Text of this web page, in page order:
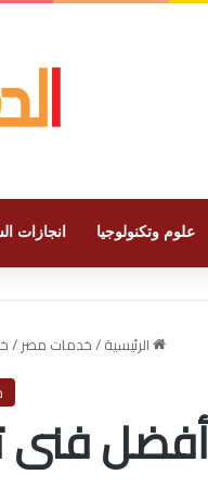
علوم وتكنولوجيا انجازات
الرئيسية/خدمات مصر/
أفضل فنى